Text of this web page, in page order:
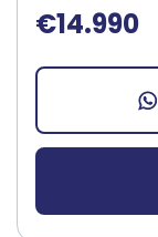
€14.990